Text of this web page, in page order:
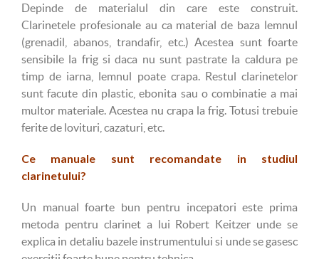
Depinde de materialul din care este construit.
Clarinetele profesionale au ca material de baza lemnul
(grenadil, abanos, trandafir, etc.) Acestea sunt foarte
sensibile la frig si daca nu sunt pastrate la caldura pe
timp de iarna, lemnul poate crapa. Restul clarinetelor
sunt facute din plastic, ebonita sau o combinatie a mai
multor materiale. Acestea nu crapa la frig. Totusi trebuie
ferite de lovituri, cazaturi, etc.
Ce manuale sunt recomandate in studiul
clarinetului?
Un manual foarte bun pentru incepatori este prima
metoda pentru clarinet a lui Robert Keitzer unde se
explica in detaliu bazele instrumentului si unde se gasesc